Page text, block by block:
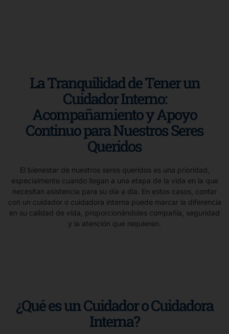
La Tranquilidad de Tener un
Cuidador Interno:
Acompañamiento y Apoyo
Continuo para Nuestros Seres
Queridos
El bienestar de nuestros seres queridos es una prioridad,
especialmente cuando llegan a una etapa de la vida en la que
necesitan asistencia para su día a día. En estos casos, contar
con un cuidador o cuidadora interna puede marcar la diferencia
en su calidad de vida, proporcionándoles compañía, seguridad
y la atención que requieren.
¿Qué es un Cuidador o Cuidadora
Interna?